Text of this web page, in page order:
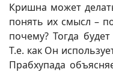
Кришна может
понять их смысл –
почему? Тогда
Т.е. как Он
Прабхупада